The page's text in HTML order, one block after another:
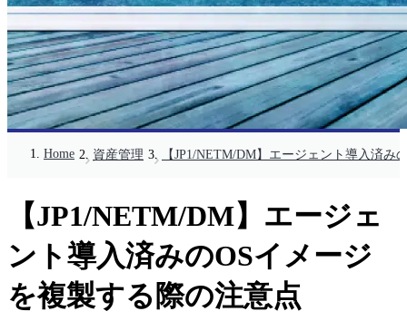
Home 資産管理 【JP1/NETM/DM】エージェント導入済み
【JP1/NETM/DM】エージェ
ント導入済みのOSイメージ
を複製する際の注意点